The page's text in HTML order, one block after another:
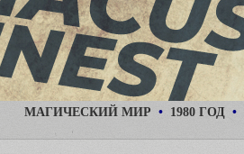
МАГИЧЕСКИЙ МИР • 1980 ГОД •